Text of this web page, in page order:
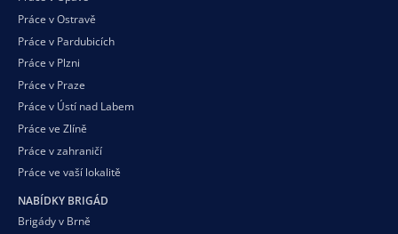
Práce v Ostravě
Práce v Pardubicích
Práce v Plzni
Práce v Praze
Práce v Ústí nad Labem
Práce ve Zlíně
Práce v zahraničí
Práce ve vaší lokalitě
NABÍDKY BRIGÁD
Brigády v Brně